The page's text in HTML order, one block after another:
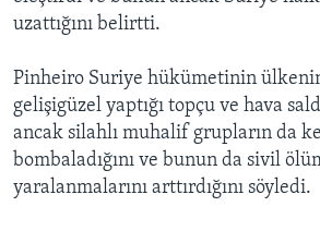
uzattığını belirtti.
Pinheiro Suriye hükümetinin
gelişigüzel yaptığı topçu ve hava
ancak silahlı muhalif grupların da
bombaladığını ve bunun da sivil
yaralanmalarını arttırdığını söyledi.